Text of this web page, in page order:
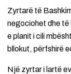
Zyrtarë të
negociohet dhe të
e planit i cili
bllokut, përfshirë
Një zyrtar i lartë